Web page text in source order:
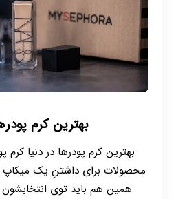
بهترین کرم
بهترین کرم پودرها در دنیا
محصولات برای داشتنِ یک میکاپ
همین هم باید توی